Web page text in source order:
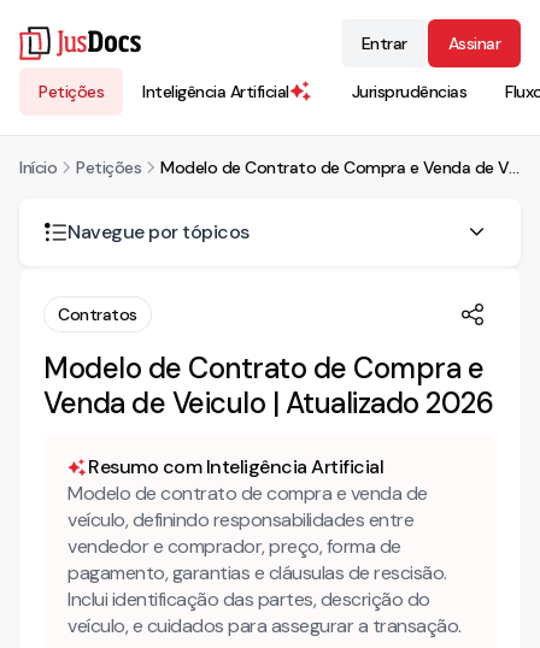
Petições Inteligência Artificial Jurisprudências
Entrar Assinar
Início Petições Modelo de Contrato de Compra e Venda de Veiculo | Atualizado 2026
Navegue por tópicos
Qual o prazo de garantia de um veículo usado?
Cuidados no Contrato de Compra de Venda de Veículo
Comunicação ao DETRAN da venda de veículo usado
Cláusulas do Contrato de Compra e Venda de Veículo
Usado
Mais modelos jurídicos
Conheça também nossa INTELIGÊNCIA ARTIFICIAL!
Contratos
Modelo de Contrato de Compra e
Venda de Veiculo | Atualizado 2026
Resumo com Inteligência Artificial
Modelo de contrato de compra e venda de
veículo, definindo responsabilidades entre
vendedor e comprador, preço, forma de
pagamento, garantias e cláusulas de rescisão.
Inclui identificação das partes, descrição do
veículo, e cuidados para assegurar a transação.